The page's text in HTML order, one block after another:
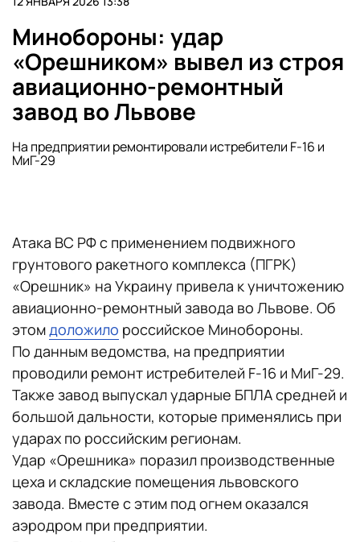
Минобороны: удар
«Орешником» вывел из строя
авиационно-ремонтный
завод во Львове
На предприятии ремонтировали истребители F-16 и
МиГ-29
Атака ВС РФ с применением подвижного
грунтового ракетного комплекса (ПГРК)
«Орешник» на Украину привела к уничтожению
авиационно-ремонтный завода во Львове. Об
этомдоложило российское Минобороны.
По данным ведомства, на предприятии
проводили ремонт истребителей F-16 и МиГ-29.
Также завод выпускал ударные БПЛА средней и
большой дальности, которые применялись при
ударах по российским регионам.
Удар «Орешника» поразил производственные
цеха и складские помещения львовского
завода. Вместе с этим под огнем оказался
аэродром при предприятии.